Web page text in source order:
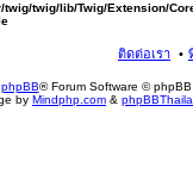
twig/twig/lib/Twig/Extension/
ติดต่อเรา
phpBB® Forum Software © phpBB
by Mindphp.com &